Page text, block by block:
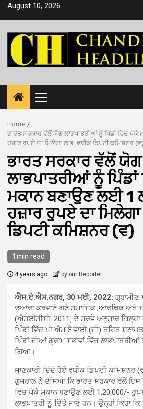
SkipAugust 10, 2026
Primary
Menu
Home
ਭਾਰਤ ਸਰਕਾਰ ਵੱਲੋਂ ਯੋਗ ਲਾਭਪਾਤਰੀਆਂ ਨੂੰ ਪਿੰਡਾਂ ਵਿਚ ਪੱਕੇ
ਹਜ਼ਾਰ ਰੁਪਏ ਦਾ ਮਿਲੇਗਾ ਲਾਭ :ਵਧੀਕ ਡਿਪਟੀ ਕਮਿਸ਼ਨਰ (ਵ)
ਭਾਰਤ ਸਰਕਾਰ ਵੱਲੋਂ ਯੋਗ
ਲਾਭਪਾਤਰੀਆਂ ਨੂੰ
ਮਕਾਨ ਬਣਾਉਣ ਲਈ 1
ਹਜ਼ਾਰ ਰੁਪਏ ਦਾ
ਡਿਪਟੀ ਕਮਿਸ਼ਨਰ (ਵ)
1 min read
4 years ago by our Reporter
ਐਸ.ਏ.ਐਸ.ਨਗਰ, 30 ਮਈ, 2022: ਗ੍ਰਾਮੀਣ
ਦੁਆਰਾ ਕਰਵਾਏ ਗਏ ਸਮਾਜਿਕ ,ਆਰਥਿਕ ਅਤੇ
(ਐਸਈਸੀਸੀ-2011) ਦੇ ਸਰਵੇ ਅਨੁਸਾਰ
ਪਿੰਡਾਂ ਵਿੱਚ ਪੀ.ਐਮ.ਏ.ਵਾਈ (ਜੀ) ਤਹਿਤ
ਪਿੰਡਾਂ ਦੀਆਂ ਗ੍ਰਾਮ ਸਭਾਵਾਂ ਵਿੱਚ ਲਾਭਪਾਤਰੀਆਂ
ਗਿਆ।
ਜਾਣਕਾਰੀ ਦਿੰਦੇ ਹੋਏ ਵਧੀਕ ਡਿਪਟੀ ਕਮਿਸ਼ਨਰ
ਗੁਜਰਾਲ ਨੇ ਦੱਸਿਆ ਕਿ ਭਾਰਤ ਸਰਕਾਰ ਵੱਲੋਂ ਇਸ
ਵਿਚ ਪੱਕੇ ਮਕਾਨ ਬਣਾਉਣ ਲਈ 1,20,000/-
ਲਾਭਪਾਤਰੀ ਨੂੰ ਦਿੱਤੇ ਜਾਣੇ ਹਨ। ਉਨ੍ਹਾਂ ਕਿਹਾ